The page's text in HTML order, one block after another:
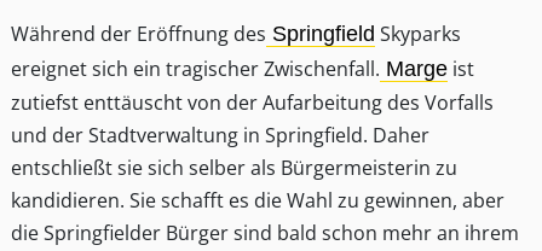
Während der Eröffnung des Springfield Skyparks
ereignet sich ein tragischer Zwischenfall. Marge ist
zutiefst enttäuscht von der Aufarbeitung des Vorfalls
und der Stadtverwaltung in Springfield. Daher
entschließt sie sich selber als Bürgermeisterin zu
kandidieren. Sie schafft es die Wahl zu gewinnen, aber
die Springfielder Bürger sind bald schon mehr an ihrem